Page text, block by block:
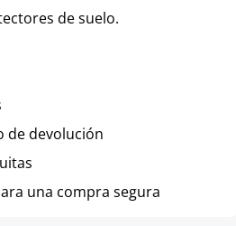
de suelo.
de devolución
una compra segura